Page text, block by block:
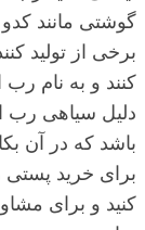
گوشتی مانند
برخی از تولید
کنند و به نام
دلیل سیاهی رب
باشد که در آن
برای خرید پستی
کنید و برای